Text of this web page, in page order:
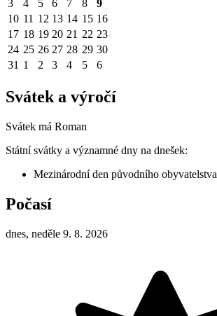
3
4 5 6 7 8
9
10 11 12 13 14 15 16
17 18 19 20 21 22 23
24 25 26 27 28 29 30
31 1 2 3 4 5 6
Svátek a výročí
Svátek má Roman
Státní svátky a významné dny na dnešek:
Mezinárodní den původního obyvatelstva
Počasí
dnes, neděle 9. 8. 2026